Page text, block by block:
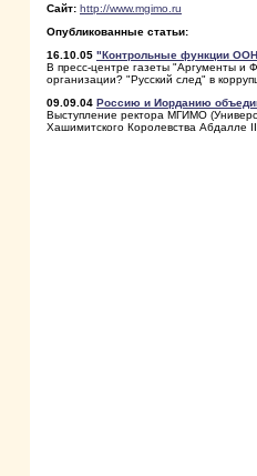
Сайт: http://www.mgimo.ru
Опубликованные статьи:
16.10.05 "Контрольные функции
В пресс-центре газеты "Аргументы и
организации? "Русский след" в
09.09.04 Россию и Иорданию
Выступление ректора МГИМО
Хашимитского Королевства Абдалле